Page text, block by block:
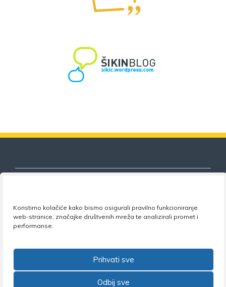
Koristimo kolačiće kako bismo osigurali pravilno funkcioniranje
web-stranice, značajke društvenih mreža te analizirali promet i
performanse.
Prihvati sve
Odbij sve
Nezavisni sindikat znanosti i visokog
obrazovanja
Adresa: Florijana Andrašeca 18A / VI kat • 10 000
+385 1 4847 337 •Email: